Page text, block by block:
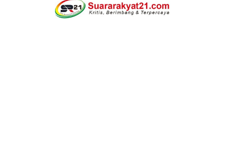
Cor beton di desa leuwi balang anggaran Tahun 2025